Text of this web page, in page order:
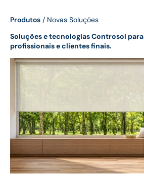
Produtos / Novas Soluções
Soluções e tecnologias Controsol
profissionais e clientes finais.